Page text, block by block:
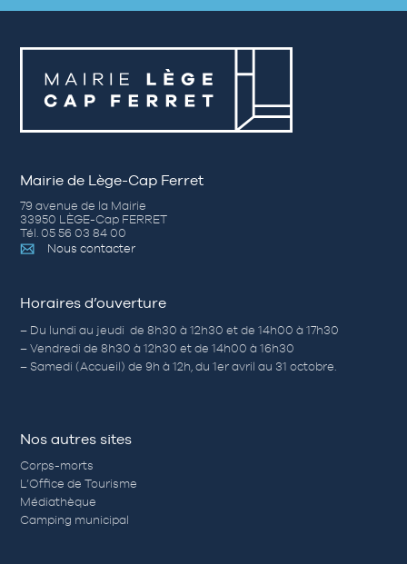
Mairie de Lège-Cap Ferret
79 avenue de la Mairie
33950 LÈGE-Cap FERRET
Tél. 05 56 03 84 00
Nous contacter
Horaires d’ouverture
– Du lundi au jeudi de 8h30 à 12h30 et de 14h00 à 17h30
– Vendredi de 8h30 à 12h30 et de 14h00 à 16h30
– Samedi (Accueil) de 9h à 12h, du 1er avril au 31 octobre.
Nos autres sites
Corps-morts
L’Office de Tourisme
Médiathèque
Camping municipal